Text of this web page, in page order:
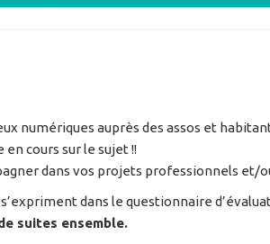
numériques auprès des assos et
cours sur le sujet !!
dans vos projets professionnels et/
dans le questionnaire
suites ensemble.